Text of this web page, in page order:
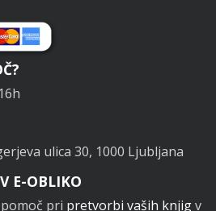
ulica 30, 1000 Ljubljana
E-OBLIKO
pri pretvorbi vaših knjigv